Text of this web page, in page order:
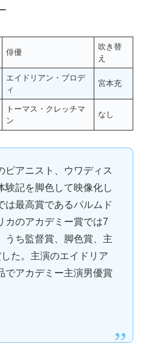
俳優
吹き替
え
エイドリアン・ブロデ
ィ
宮本充
トーマス・クレッチマ
ン
なし
ピアニスト、ウワディス
験記を脚色して映像化し
は最高賞であるパルムド
カのアカデミー賞では7
うち監督賞、脚色賞、主
た。主演のエイドリア
でアカデミー主演男優賞